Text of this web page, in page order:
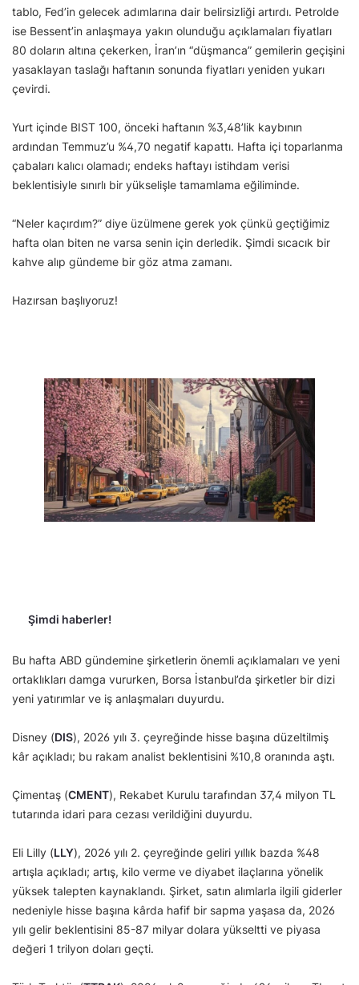
tablo, Fed’in gelecek adımlarına dair belirsizliği artırdı. Petrolde
ise Bessent’in anlaşmaya yakın olunduğu açıklamaları fiyatları
80 doların altına çekerken, İran’ın “düşmanca” gemilerin geçişini
yasaklayan taslağı haftanın sonunda fiyatları yeniden yukarı
çevirdi.
Yurt içinde BIST 100, önceki haftanın %3,48’lik kaybının
ardından Temmuz’u %4,70 negatif kapattı. Hafta içi toparlanma
çabaları kalıcı olamadı; endeks haftayı istihdam verisi
beklentisiyle sınırlı bir yükselişle tamamlama eğiliminde.
“Neler kaçırdım?” diye üzülmene gerek yok çünkü geçtiğimiz
hafta olan biten ne varsa senin için derledik. Şimdi sıcacık bir
kahve alıp gündeme bir göz atma zamanı.
Hazırsan başlıyoruz!
Şimdi haberler!
Bu hafta ABD gündemine şirketlerin önemli açıklamaları ve yeni
ortaklıkları damga vururken, Borsa İstanbul’da şirketler bir dizi
yeni yatırımlar ve iş anlaşmaları duyurdu.
Disney (DIS), 2026 yılı 3. çeyreğinde hisse başına düzeltilmiş
kâr açıkladı; bu rakam analist beklentisini %10,8 oranında aştı.
Çimentaş (CMENT), Rekabet Kurulu tarafından 37,4 milyon TL
tutarında idari para cezası verildiğini duyurdu.
Eli Lilly (LLY), 2026 yılı 2. çeyreğinde geliri yıllık bazda %48
artışla açıkladı; artış, kilo verme ve diyabet ilaçlarına yönelik
yüksek talepten kaynaklandı. Şirket, satın alımlarla ilgili giderler
nedeniyle hisse başına kârda hafif bir sapma yaşasa da, 2026
yılı gelir beklentisini 85-87 milyar dolara yükseltti ve piyasa
değeri 1 trilyon doları geçti.